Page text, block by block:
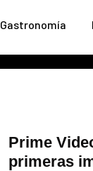
Gastronomía
Prime
primeras